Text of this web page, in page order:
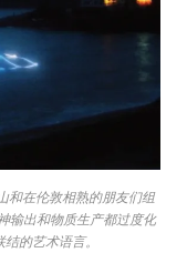
和在伦敦相熟的朋友们组
输出和物质⽣产都过度化
的艺术语⾔。